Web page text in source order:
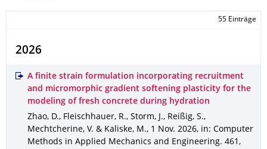
55 Einträge
2026
A finite strain formulation incorporating recruitment
and micromorphic gradient softening plasticity for the
modeling of fresh concrete during hydration
Zhao, D., Fleischhauer, R., Storm, J., Reißig, S.,
Mechtcherine, V. & Kaliske, M., 1 Nov. 2026, in: Computer
Methods in Applied Mechanics and Engineering. 461 ,